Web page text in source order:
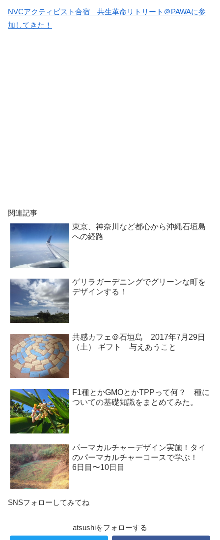
NVCアクティビスト合宿 共生革命リトリート＠PAWAに参
加してきた！
関連記事
東京、神奈川など都心から沖縄石垣島
への経路
ゲリラガーデニングでグリーンな町を
デザインする！
共感カフェ＠石垣島 2017年7月29日
（土） ギフト 与えあうこと
F1種とかGMOとかTPPって何？ 種に
ついての基礎知識をまとめてみた。
パーマカルチャーデザイン実施！タイ
のパーマカルチャーコースで学ぶ！
6日目〜10日目
SNSフォローしてみてね
atsushiをフォローする